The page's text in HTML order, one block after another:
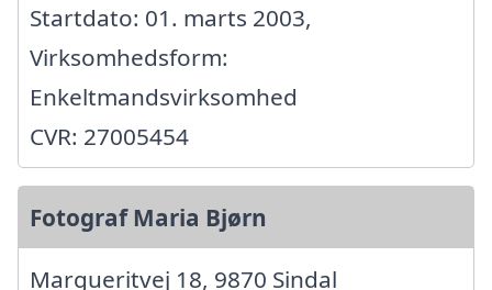
Startdato: 01. marts 2003,
Virksomhedsform:
Enkeltmandsvirksomhed
CVR: 27005454
Fotograf Maria Bjørn
Margueritvej 18, 9870 Sindal